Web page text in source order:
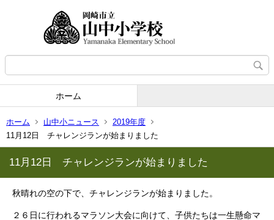
ホーム
ホーム 山中小ニュース
2019年度
11月12日 チャレンジランが始まりました
11月12日 チャレンジランが始まりました
秋晴れの空の下で、チャレンジランが始まりました。
２６日に行われるマラソン大会に向けて、子供たちは一生懸命マ